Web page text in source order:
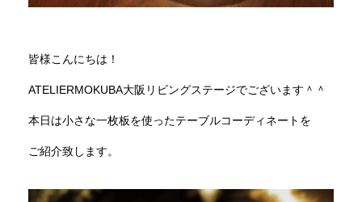
新入荷情報
皆様こんにちは！
ATELIERMOKUBA大阪リビングステージでございます＾＾
本日は小さな一枚板を使ったテーブルコーディネートを
ご紹介致します。